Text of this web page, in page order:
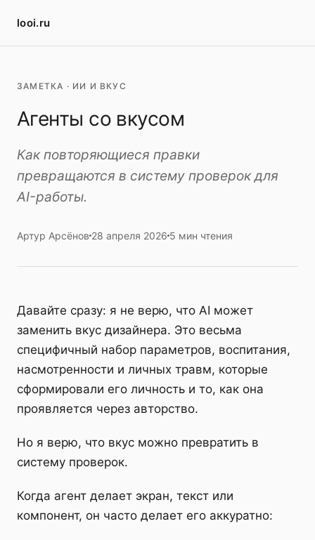
looi.ru
ЗАМЕТКА · ИИ И ВКУС
Агенты со вкусом
Как повторяющиеся правки
превращаются в систему проверок для
AI-работы.
Артур Арсёнов 28 апреля 2026 5 мин чтения
Давайте сразу: я не верю, что AI может
заменить вкус дизайнера. Это весьма
специфичный набор параметров, воспитания,
насмотренности и личных травм, которые
сформировали его личность и то, как она
проявляется через авторство.
Но я верю, что вкус можно превратить в
систему проверок.
Когда агент делает экран, текст или
компонент, он часто делает его аккуратно: